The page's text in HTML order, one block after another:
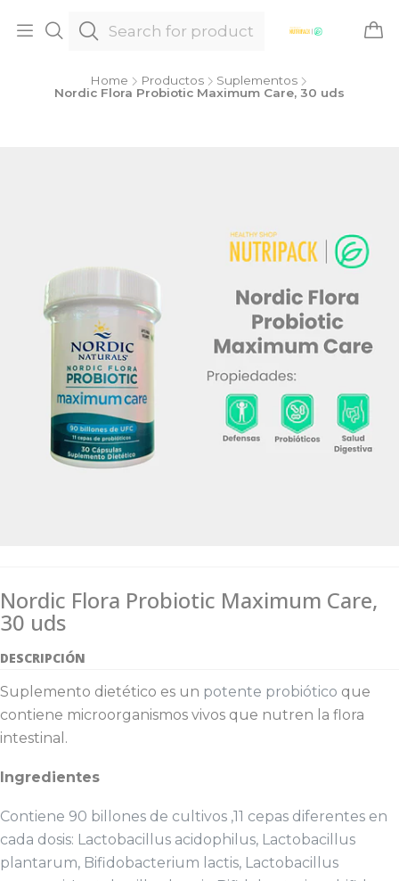
Home Productos
Suplementos
Nordic Flora Probiotic Maximum Care, 30 uds
Nordic Flora Probiotic Maximum Care,
30 uds
DESCRIPCIÓN
Suplemento dietético es un potente probiótico que
contiene microorganismos vivos que nutren la flora
intestinal.
Ingredientes
Contiene 90 billones de cultivos ,11 cepas diferentes en
cada dosis: Lactobacillus acidophilus, Lactobacillus
plantarum, Bifidobacterium lactis, Lactobacillus